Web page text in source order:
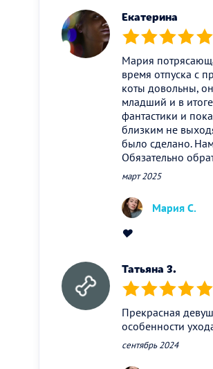
Екатерина
(*) (*) (*) (*) (*)
Мария
время отпуска с
коты довольны,
младший и в
фантастики и
близким не
было сделано.
Обязательно
март 2025
Мария С.
❤️
Татьяна З.
(*) (*) (*) (*) (*)
Прекрасная
особенности
сентябрь 2024